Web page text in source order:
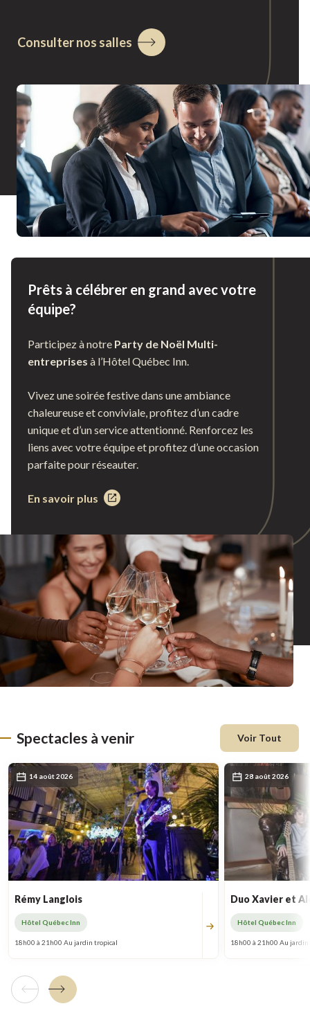
Consulter nos salles
Prêts à célébrer en grand avec votre
équipe?
Participez à notre Party de Noël Multi-
entreprises à l’Hôtel Québec Inn.
Vivez une soirée festive dans une ambiance
chaleureuse et conviviale, profitez d’un cadre
unique et d’un service attentionné. Renforcez les
liens avec votre équipe et profitez d’une occasion
parfaite pour réseauter.
En savoir plus
Ce
s'ouvrira
dans
nouvelle
fenêtre
Spectacles à venir Voir Tout
14 août 2026
Rémy Langlois
Hôtel Québec Inn
18h00 à 21h00 Au jardin tropical
28 août 2026
Duo Xavier et
Hôtel Québec Inn
18h00 à 21h00 Au
Tuile précédente
Tuile suivante